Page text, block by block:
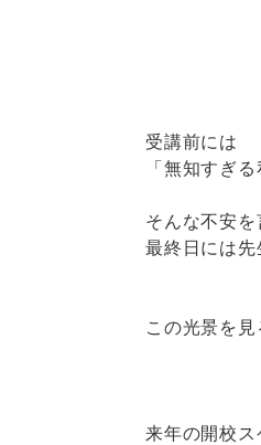
受講前には
「無知すぎ
そんな不安
最終日には
この光景を
来年の開校